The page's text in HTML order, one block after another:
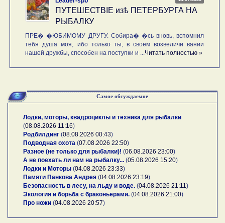
ПУТЕШЕСТВIE изѣ ПЕТЕРБУРГА НА
РЫБАЛКУ
ПРЕ� �ЮБИМОМУ ДРУГУ. Собира� �сь вновь, вспомнил
тебя душа моя, ибо только ты, в своем возвеличи вании
нашей дружбы, способен на поступки и ...Читать полностью »
Самое обсуждаемое
Лодки, моторы, квадроциклы и техника для рыбалки
(08.08.2026 11:16)
Родбилдинг (08.08.2026 00:43)
Подводная охота (07.08.2026 22:50)
Разное (не только для рыбалки)! (06.08.2026 23:00)
А не поехать ли нам на рыбалку... (05.08.2026 15:20)
Лодки и Моторы (04.08.2026 23:33)
Памяти Панкова Андрея (04.08.2026 23:19)
Безопасность в лесу, на льду и воде. (04.08.2026 21:11)
Экология и борьба с браконьерами. (04.08.2026 21:00)
Про ножи (04.08.2026 20:57)